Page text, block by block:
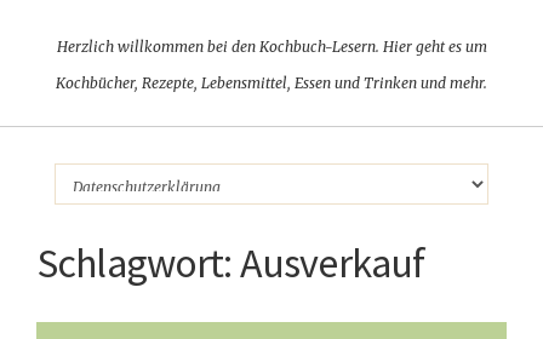
Herzlich willkommen bei den Kochbuch-Lesern. Hier geht es um
Kochbücher, Rezepte, Lebensmittel, Essen und Trinken und mehr.
Schlagwort:Ausverkauf